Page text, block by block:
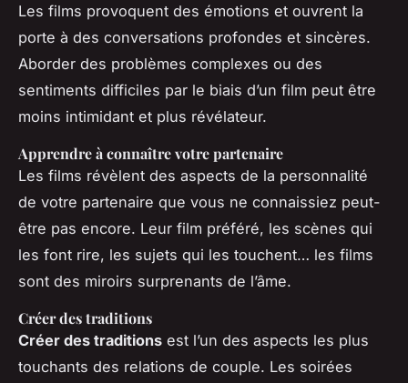
Les films provoquent des émotions et ouvrent la
porte à des conversations profondes et sincères.
Aborder des problèmes complexes ou des
sentiments difficiles par le biais d’un film peut être
moins intimidant et plus révélateur.
Apprendre à connaître votre partenaire
Les films révèlent des aspects de la personnalité
de votre partenaire que vous ne connaissiez peut-
être pas encore. Leur film préféré, les scènes qui
les font rire, les sujets qui les touchent… les films
sont des miroirs surprenants de l’âme.
Créer des traditions
Créer des traditions est l’un des aspects les plus
touchants des relations de couple. Les soirées